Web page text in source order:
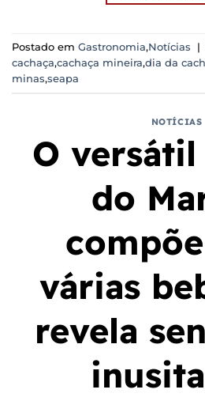
Postado em Gastronomia,Notícias |
cachaça,cachaça mineira,dia da
minas,seapa
NOTÍCIAS
O
do
várias
revela